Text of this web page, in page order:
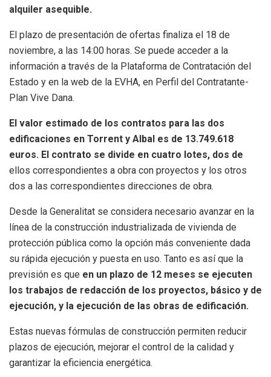
alquiler asequible.
El plazo de presentación de ofertas finaliza el 18 de
noviembre, a las 14:00 horas. Se puede acceder a la
información a través de la Plataforma de Contratación del
Estado y en la web de la EVHA, en Perfil del Contratante-
Plan Vive Dana.
El valor estimado de los contratos para las dos
edificaciones en Torrent y Albal es de 13.749.618
euros. El contrato se divide en cuatro lotes, dos de
ellos correspondientes a obra con proyectos y los otros
dos a las correspondientes direcciones de obra.
Desde la Generalitat se considera necesario avanzar en la
línea de la construcción industrializada de vivienda de
protección pública como la opción más conveniente dada
su rápida ejecución y puesta en uso. Tanto es así que la
previsión es que en un plazo de 12 meses se ejecuten
los trabajos de redacción de los proyectos, básico y de
ejecución, y la ejecución de las obras de edificación.
Estas nuevas fórmulas de construcción permiten reducir
plazos de ejecución, mejorar el control de la calidad y
garantizar la eficiencia energética.